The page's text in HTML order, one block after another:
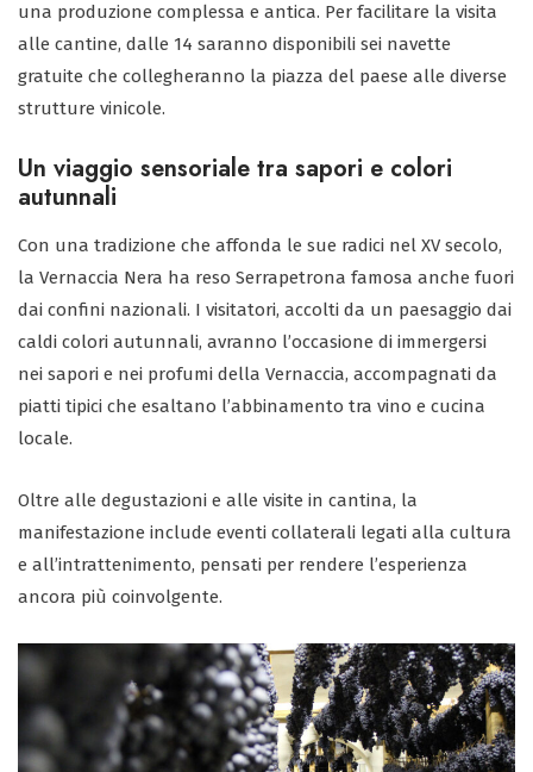
una produzione complessa e antica. Per facilitare la visita
alle cantine, dalle 14 saranno disponibili sei navette
gratuite che collegheranno la piazza del paese alle diverse
strutture vinicole.
Un viaggio sensoriale tra sapori e colori
autunnali
Con una tradizione che affonda le sue radici nel XV secolo,
la Vernaccia Nera ha reso Serrapetrona famosa anche fuori
dai confini nazionali. I visitatori, accolti da un paesaggio dai
caldi colori autunnali, avranno l’occasione di immergersi
nei sapori e nei profumi della Vernaccia, accompagnati da
piatti tipici che esaltano l’abbinamento tra vino e cucina
locale.
Oltre alle degustazioni e alle visite in cantina, la
manifestazione include eventi collaterali legati alla cultura
e all’intrattenimento, pensati per rendere l’esperienza
ancora più coinvolgente.